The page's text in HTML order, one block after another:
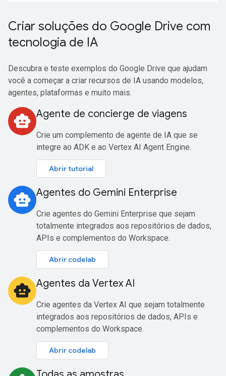
Criar soluções do Google Drive com
tecnologia de IA
Descubra e teste exemplos do Google Drive que ajudam
você a começar a criar recursos de IA usando modelos,
agentes, plataformas e muito mais.
smart_toy Agente de concierge de viagens
Crie um complemento de agente de IA que se
integre ao ADK e ao Vertex AI Agent Engine.
Abrir tutorial
smart_toy Agentes do Gemini Enterprise
Crie agentes do Gemini Enterprise que sejam
totalmente integrados aos repositórios de dados,
APIs e complementos do Workspace.
Abrir codelab
smart_toy Agentes da Vertex AI
Crie agentes da Vertex AI que sejam totalmente
integrados aos repositórios de dados, APIs e
complementos do Workspace.
Abrir codelab